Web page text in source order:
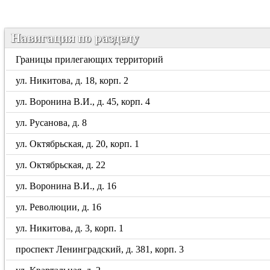
Навигация по разделу
Границы прилегающих территорий
ул. Никитова, д. 18, корп. 2
ул. Воронина В.И., д. 45, корп. 4
ул. Русанова, д. 8
ул. Октябрьская, д. 20, корп. 1
ул. Октябрьская, д. 22
ул. Воронина В.И., д. 16
ул. Революции, д. 16
ул. Никитова, д. 3, корп. 1
проспект Ленинградский, д. 381, корп. 3